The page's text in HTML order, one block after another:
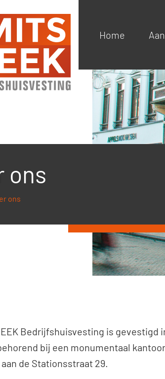
Home
ons
ons
Bedrijfshuisvesting is gevestigd
bij een monumentaal
de Stationsstraat 29.